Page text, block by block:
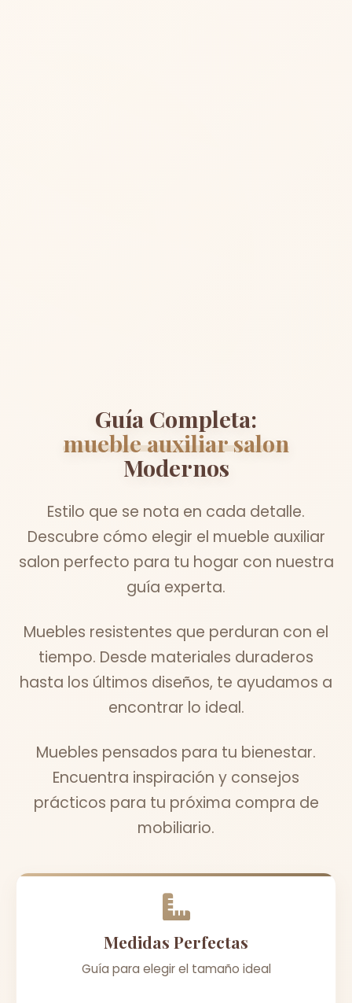
Guía Completa:
mueble auxiliar salon
Modernos
Estilo que se nota en cada detalle.
Descubre cómo elegir el mueble auxiliar
salon perfecto para tu hogar con nuestra
guía experta.
Muebles resistentes que perduran con el
tiempo. Desde materiales duraderos
hasta los últimos diseños, te ayudamos a
encontrar lo ideal.
Muebles pensados para tu bienestar.
Encuentra inspiración y consejos
prácticos para tu próxima compra de
mobiliario.
Medidas Perfectas
Guía para elegir el tamaño ideal